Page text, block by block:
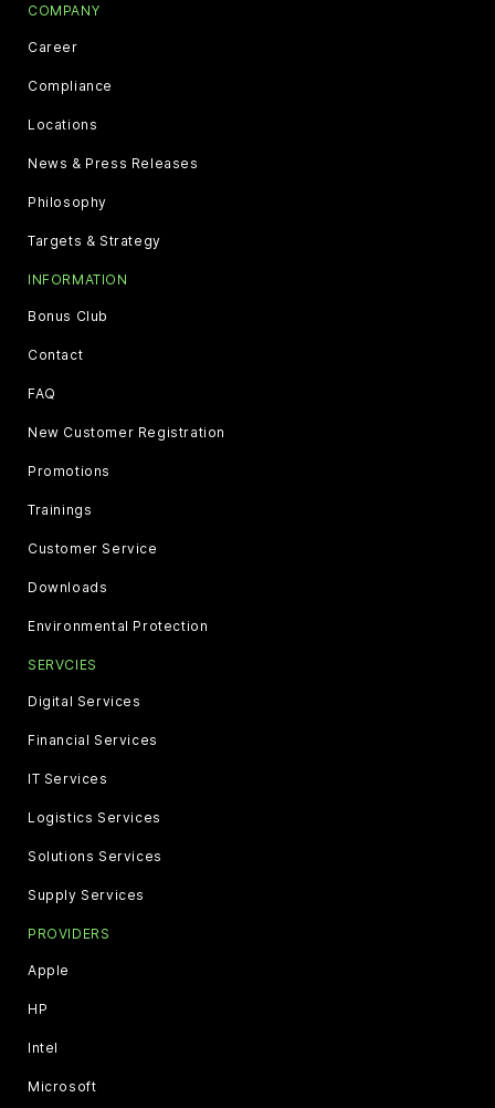
COMPANY
Career
Compliance
Locations
News & Press Releases
Philosophy
Targets & Strategy
INFORMATION
Bonus Club
Contact
FAQ
New Customer Registration
Promotions
Trainings
Customer Service
Downloads
Environmental Protection
SERVCIES
Digital Services
Financial Services
IT Services
Logistics Services
Solutions Services
Supply Services
PROVIDERS
Apple
HP
Intel
Microsoft